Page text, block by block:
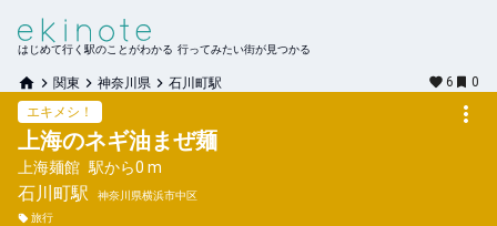
はじめて行く駅のことがわかる 行ってみたい街が見つかる
関東 神奈川県 石川町駅 6
0
エキメシ！
上海のネギ油まぜ麺
上海麺館 駅から0 m
石川町駅
神奈川県横浜市中区
旅行